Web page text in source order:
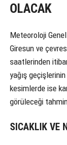
OLACAK
Meteoroloji
Giresun ve
saatlerinden
yağış
kesimlerde ise
görüleceği
SICAKLIK VE